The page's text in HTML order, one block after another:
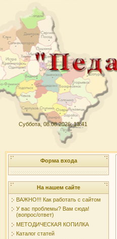
Суббота, 08.08.2026, 13:41
Форма входа
На нашем сайте
ВАЖНО!!! Как работать с сайтом
У вас проблемы? Вам сюда!
(вопрос/ответ)
МЕТОДИЧЕСКАЯ КОПИЛКА
Каталог статей